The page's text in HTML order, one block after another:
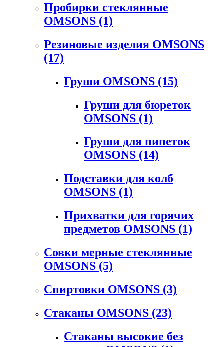
Пробирки стеклянные
OMSONS (1)
Резиновые изделия OMSONS
(17)
Груши OMSONS (15)
Груши для бюреток
OMSONS (1)
Груши для пипеток
OMSONS (14)
Подставки для колб
OMSONS (1)
Прихватки для горячих
предметов OMSONS (1)
Совки мерные стеклянные
OMSONS (5)
Спиртовки OMSONS (3)
Стаканы OMSONS (23)
Стаканы высокие без